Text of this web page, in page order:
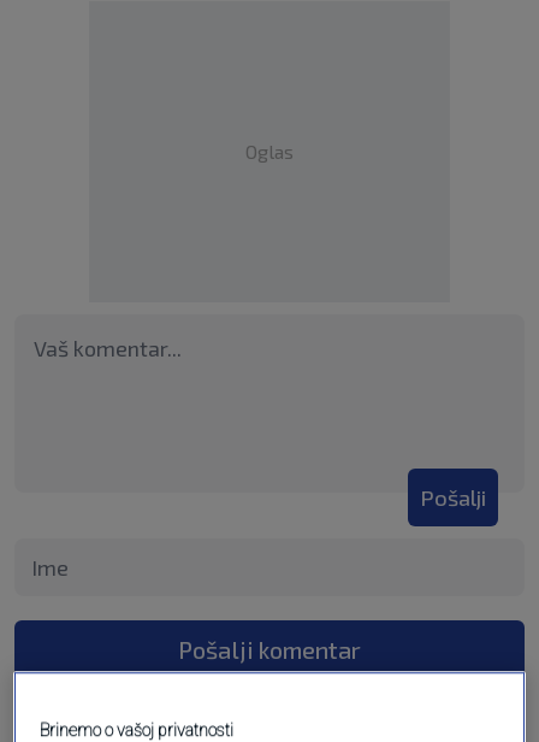
Oglas
Pošalji
Pošalji komentar
Brinemo o vašoj privatnosti